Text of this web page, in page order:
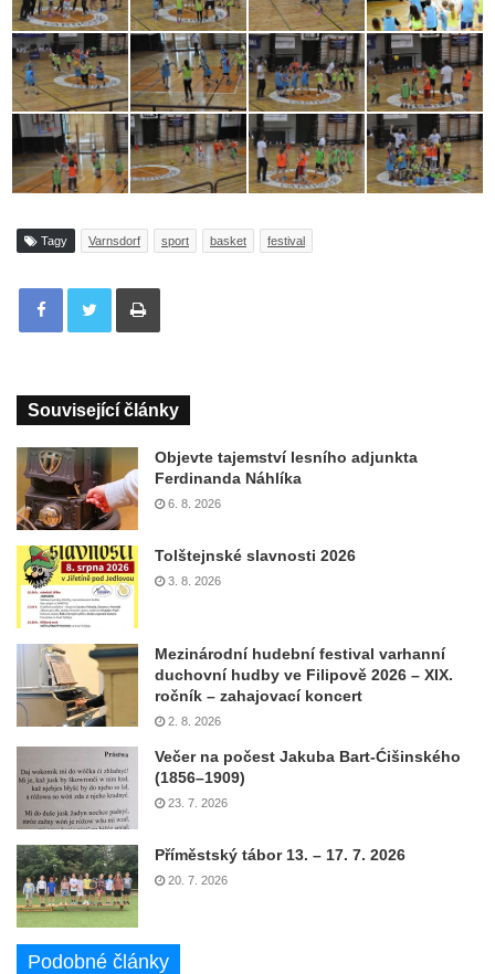
Tagy Varnsdorf sport basket festival
Tisknout
Související články
Objevte tajemství lesního adjunkta
Ferdinanda Náhlíka
6. 8. 2026
Tolštejnské slavnosti 2026
3. 8. 2026
Mezinárodní hudební festival varhanní
duchovní hudby ve Filipově 2026 – XIX.
ročník – zahajovací koncert
2. 8. 2026
Večer na počest Jakuba Bart-Ćišinského
(1856–1909)
23. 7. 2026
Příměstský tábor 13. – 17. 7. 2026
20. 7. 2026
Podobné články